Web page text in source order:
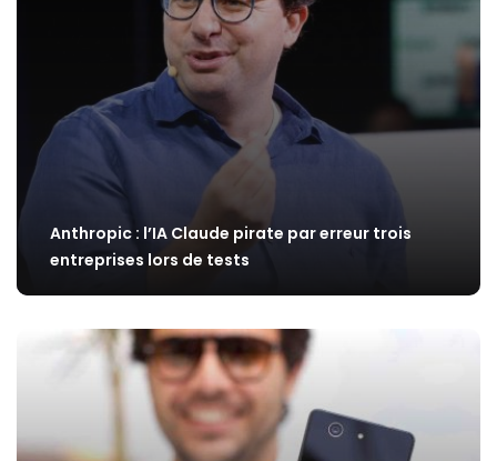
Anthropic : l’IA Claude pirate par erreur trois
entreprises lors de tests